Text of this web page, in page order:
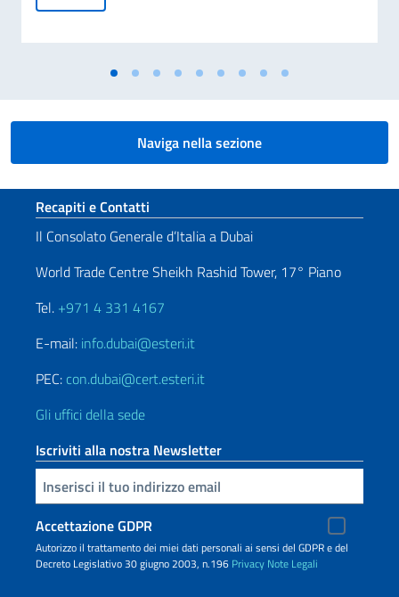
Naviga nella sezione
Sezione footer
Recapiti e Contatti
Il Consolato Generale d’Italia a Dubai
World Trade Centre Sheikh Rashid Tower, 17° Piano
Tel. +971 4 331 4167
E-mail: info.dubai@esteri.it
PEC: con.dubai@cert.esteri.it
Gli uffici della sede
Iscriviti alla nostra Newsletter
Inserisci la tua email
Accettazione GDPR
Autorizzo il trattamento dei miei dati personali ai sensi del GDPR e del
Decreto Legislativo 30 giugno 2003, n.196 Privacy Note Legali